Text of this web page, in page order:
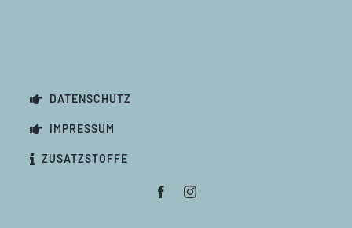
DATENSCHUTZ
IMPRESSUM
ZUSATZSTOFFE